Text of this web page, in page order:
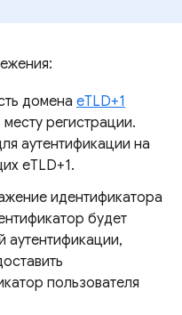
домена eTLD+1
регистрации.
аутентификации на
eTLD+1.
идентификатора
будет
аутентификации,
пользователя